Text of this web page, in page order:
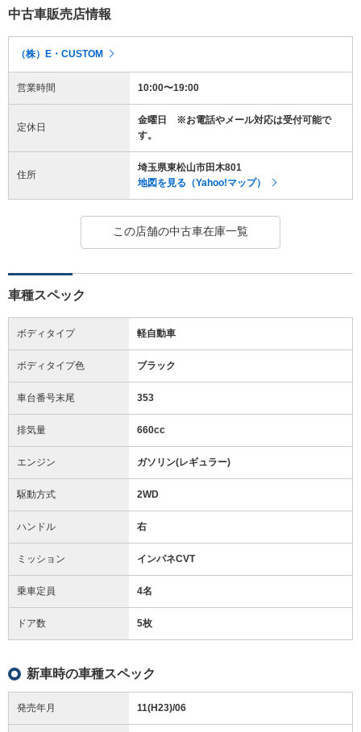
中古車販売店情報
（株）E・CUSTOM
営業時間 10:00〜19:00
定休日
金曜日 ※お電話やメール対応は受付可能で
す。
住所
埼玉県東松山市田木801
地図を見る（Yahoo!マップ）
この店舗の中古車在庫一覧
車種スペック
ボディタイプ 軽自動車
ボディタイプ色 ブラック
車台番号末尾 353
排気量 660cc
エンジン ガソリン(レギュラー)
駆動方式 2WD
ハンドル 右
ミッション インパネCVT
乗車定員 4名
ドア数 5枚
新車時の車種スペック
発売年月 11(H23)/06